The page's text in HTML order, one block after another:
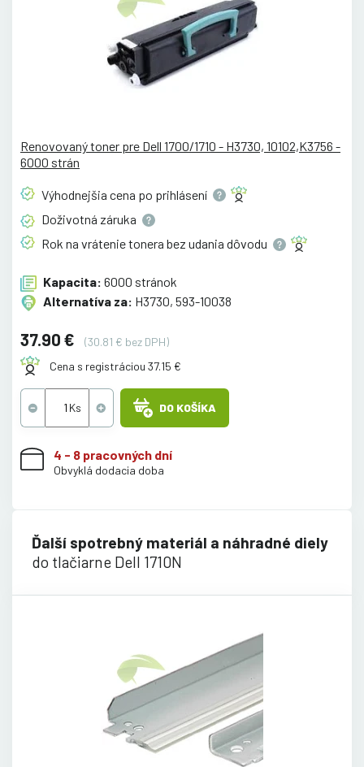
Renovovaný toner pre Dell 1700/1710 - H3730, 10102,K3756 -
6000 strán
Výhodnejšia cena po prihlásení
Doživotná záruka
Rok na vrátenie tonera bez udania dôvodu
Kapacita: 6000 stránok
Alternatíva za: H3730, 593-10038
37.90 €
(30.81 € bez DPH)
Cena s registráciou 37.15 €
DO KOŠÍKA
4 - 8 pracovných dní
Obvyklá dodacia doba
Ďalší spotrebný materiál a náhradné diely
do tlačiarne Dell 1710N